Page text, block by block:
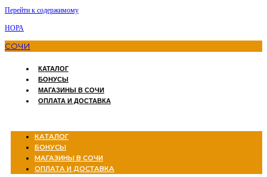
Перейти к содержимому
НОРА
СОЧИ
КАТАЛОГ
БОНУСЫ
МАГАЗИНЫ В СОЧИ
ОПЛАТА И ДОСТАВКА
КАТАЛОГ
БОНУСЫ
МАГАЗИНЫ В СОЧИ
ОПЛАТА И ДОСТАВКА